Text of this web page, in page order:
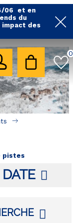
06 et en
du
impact des
0
qualité
& SPA
pistes